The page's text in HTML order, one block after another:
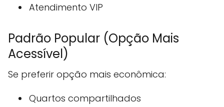
Atendimento VIP
Padrão Popular (Opção Mais
Acessível)
Se preferir opção mais econômica:
Quartos compartilhados